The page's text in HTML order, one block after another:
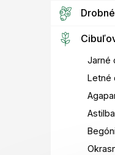
Jarné
Letné